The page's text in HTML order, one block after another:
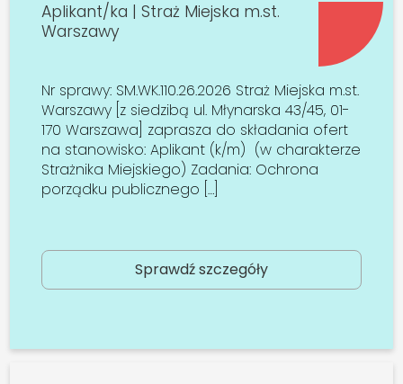
Aplikant/ka | Straż Miejska m.st.
Warszawy
Nr sprawy: SM.WK.110.26.2026 Straż Miejska m.st.
Warszawy [z siedzibą ul. Młynarska 43/45, 01-
170 Warszawa] zaprasza do składania ofert
na stanowisko: Aplikant (k/m) (w charakterze
Strażnika Miejskiego) Zadania: Ochrona
porządku publicznego […]
Sprawdź szczegóły